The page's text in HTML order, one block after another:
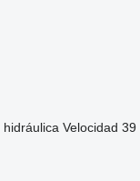
hidráulica Velocidad 39